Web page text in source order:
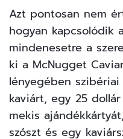
Azt pontosan nem
hogyan kapcsolódik
mindenesetre a
ki a McNugget
lényegében
kaviárt, egy 25
mekis
szószt és egy